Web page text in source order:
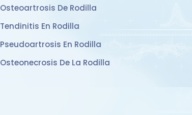
Osteoartrosis De Rodilla
Tendinitis En Rodilla
Pseudoartrosis En Rodilla
Osteonecrosis De La Rodilla